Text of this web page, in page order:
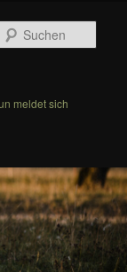
meldet sich